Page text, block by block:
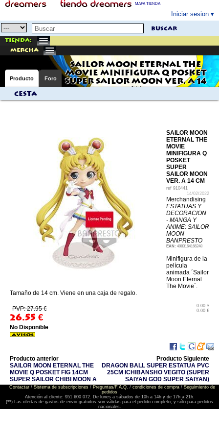
MAPA TIENDA
Iniciar sesion
buscar
Tienda:
mercha
SAILOR MOON ETERNAL THE
MOVIE MINIFIGURA Q POSKET
SUPER SAILOR MOON VER. A 14
CM
Producto Foro
Cesta
SAILOR MOON
ETERNAL THE
MOVIE
MINIFIGURA Q
POSKET
SUPER
SAILOR MOON
VER. A 14 CM
ref 910441
14/02/2022
Merchandising
ESTATUAS Y
DECORACION
- MANGA Y
ANIME: SAILOR
MOON
BANPRESTO
EAN: 4983164166248
Minifigura de la
película
animada ´Sailor
Moon Eternal
The Movie´.
Tamaño de 14 cm. Viene en una caja de regalo.
PVP: 27.95 €
26.55 €
0.00 $
0.00 £
No Disponible
Producto anterior
SAILOR MOON ETERNAL THE
MOVIE Q POSKET FIG 14CM
SUPER SAILOR CHIBI MOON A
Producto Siguiente
DRAGON BALL SUPER ESTATUA PVC
25CM ICHIBANSHO VEGITO (SUPER
SAIYAN GOD SUPER SAIYAN)
Contactar/ Sistema de subscripciones/ Preguntas/F.A.Q. / condiciones de compra/ Seguimiento de
pedidos
Atención al cliente: 951 600 072. De lunes a sábados de 10h a 14h y de 17h a 21h.
(**) Las ofertas de gastos de envio gratuitos son válidas para el pedido completo, y sólo para pedidos
nacionales.